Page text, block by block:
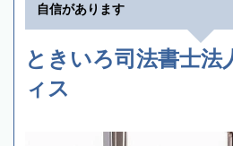
自信があります
ときいろ司法書士法
ィス